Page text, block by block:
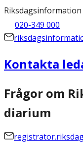
Riksdagsinformation
020-349 000
Kontakta
Frågor om
diarium